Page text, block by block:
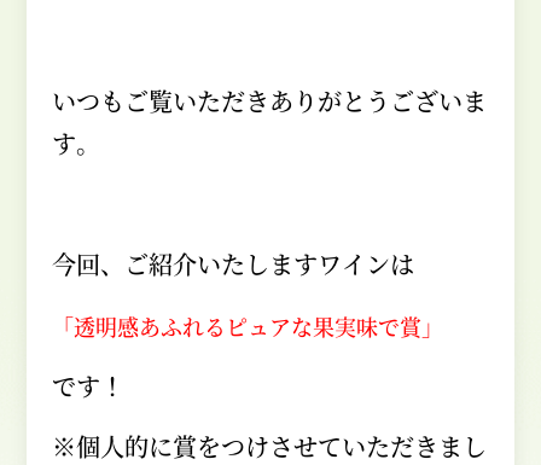
いつもご覧いただきありがとうございま
す。
今回、ご紹介いたしますワインは
「透明感あふれるピュアな果実味で賞」
です！
※個人的に賞をつけさせていただきまし